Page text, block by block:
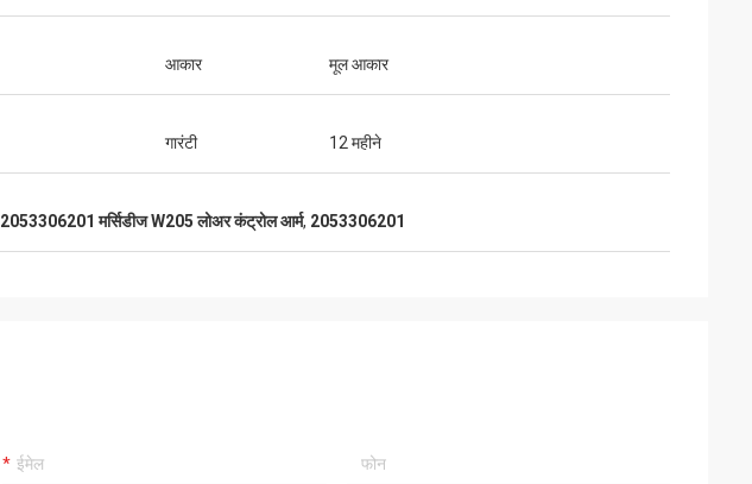
आकार मूल आकार
गारंटी 12 महीने
2053306201 मर्सिडीज W205 लोअर कंट्रोल आर्म, 2053306201